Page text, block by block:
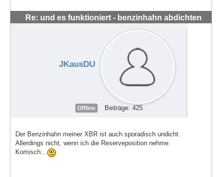
Re: und es funktioniert - benzinhahn abdichten
#56280
JKausDU
Offline Beiträge: 425
Der Benzinhahn meiner XBR ist auch sporadisch undicht.
Allerdings nicht, wenn ich die Reserveposition nehme.
Komisch...